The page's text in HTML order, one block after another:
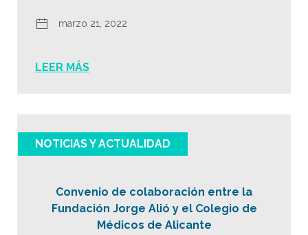
marzo 21, 2022
LEER MÁS
NOTICIAS Y ACTUALIDAD
Convenio de colaboración entre la
Fundación Jorge Alió y el Colegio de
Médicos de Alicante